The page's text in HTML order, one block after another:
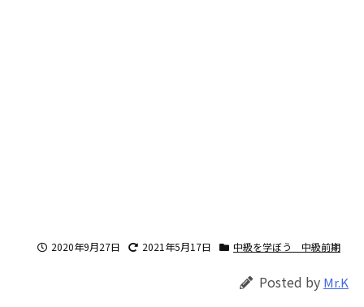
2020年9月27日 2021年5月17日 中級を学ぼう 中級前期
Posted by Mr.K